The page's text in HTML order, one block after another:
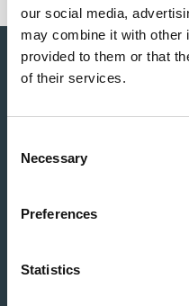
our social media,
may combine it with other
provided to them or that
of their services.
Selection
Necessary
Preferences
Statistics
Du kanske